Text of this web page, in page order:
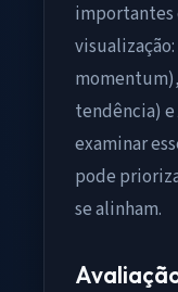
importantes
visualização:
momentum),
tendência) e
examinar
pode
se alinham.